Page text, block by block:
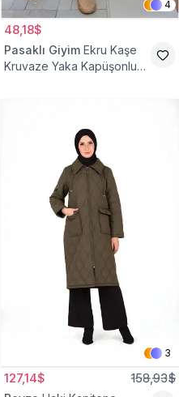
4
48,18$
Pasaklı Giyim Ekru Kaşe
Kruvaze Yaka Kapüşonlu
3
127,14$ 158,93$